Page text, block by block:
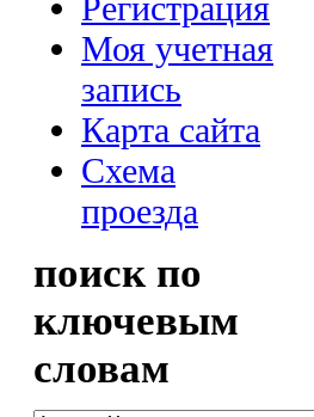
Регистрация
Моя учетная
запись
Карта сайта
Схема
проезда
поиск по
ключевым
словам